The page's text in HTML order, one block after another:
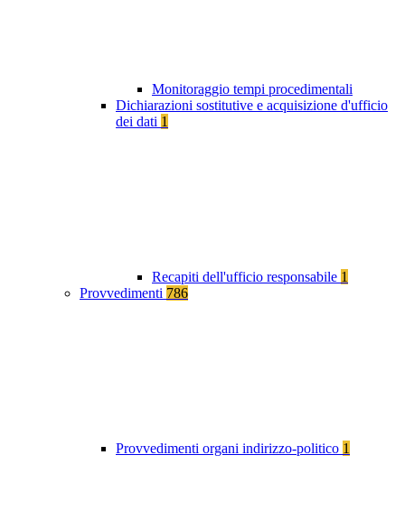
Monitoraggio tempi procedimentali
Dichiarazioni sostitutive e acquisizione d'ufficio
dei dati 1
Recapiti dell'ufficio responsabile 1
Provvedimenti 786
Provvedimenti organi indirizzo-politico 1